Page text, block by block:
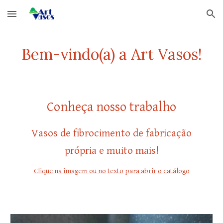
Skip to main content Skip to navigation
Bem-vindo(a) a Art Vasos!
Conheça nosso trabalho
Vasos de fibrocimento de fabricação
própria e muito mais!
Clique na imagem ou no texto para abrir o catálogo